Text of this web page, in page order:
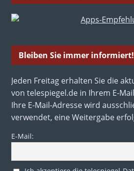
Bleiben Sie immer informiert!
Jeden Freitag erhalten Sie die
von telespiegel.de in Ihrem E-
Ihre E-Mail-Adresse wird
verwendet, eine Weitergabe
E-Mail: